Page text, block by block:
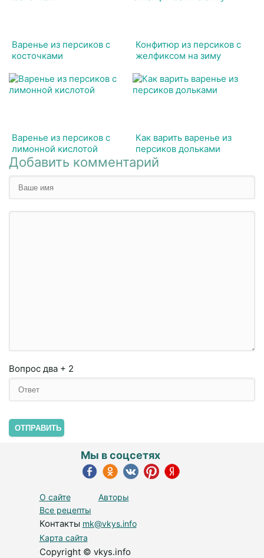
Варенье из персиков с
косточками
Конфитюр из персиков с
желфиксом на зиму
Варенье из персиков с
лимонной кислотой
Как варить варенье из
персиков дольками
Добавить комментарий
Вопрос два + 2
ОТПРАВИТЬ
О сайте
Авторы
Все рецепты
Контакты mk@vkys.info
Карта сайта
Copyright © vkys.info
Мы в соцсетях